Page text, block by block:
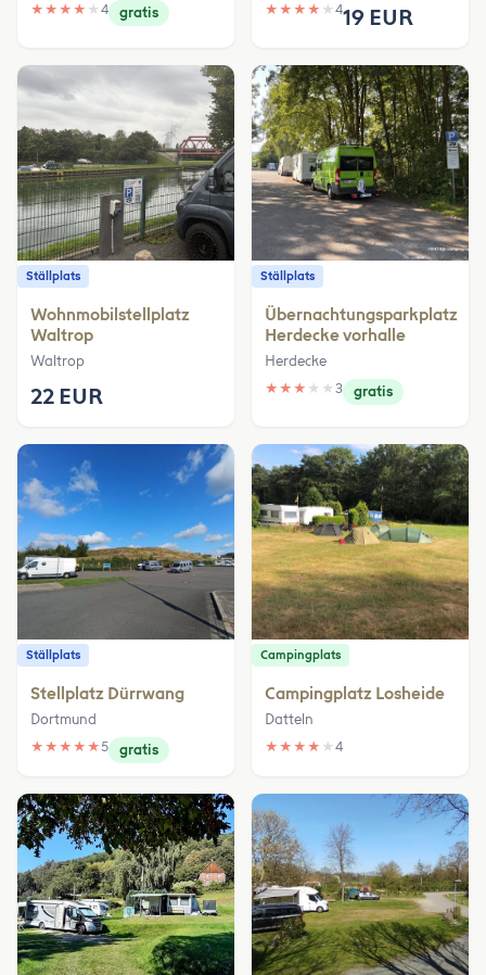
★ ★ ★ ★ ★ 4 gratis ★ ★ ★ ★ ★ 419 EUR
Ställplats
Wohnmobilstellplatz
Waltrop
Waltrop
22 EUR
Ställplats
Übernachtungsparkplatz
Herdecke vorhalle
Herdecke
★ ★ ★ ★ ★ 3 gratis
Ställplats
Stellplatz Dürrwang
Dortmund
★ ★ ★ ★ ★5 gratis
Campingplats
Campingplatz Losheide
Datteln
★ ★ ★ ★ ★ 4